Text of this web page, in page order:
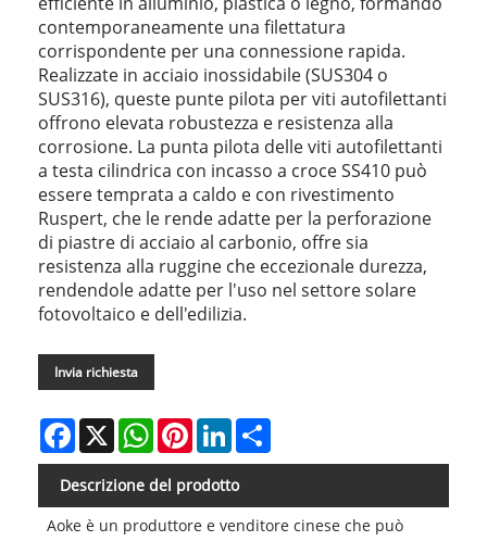
contemporaneamente una filettatura
corrispondente per una connessione rapida.
Realizzate in acciaio inossidabile (SUS304 o
SUS316), queste punte pilota per viti autofilettanti
offrono elevata robustezza e resistenza alla
corrosione. La punta pilota delle viti autofilettanti
a testa cilindrica con incasso a croce SS410 può
essere temprata a caldo e con rivestimento
Ruspert, che le rende adatte per la perforazione
di piastre di acciaio al carbonio, offre sia
resistenza alla ruggine che eccezionale durezza,
rendendole adatte per l'uso nel settore solare
fotovoltaico e dell'edilizia.
Invia richiesta
Facebook
X WhatsAppPinterestLinkedIn
Descrizione del prodotto
Aoke è un produttore e venditore cinese che può